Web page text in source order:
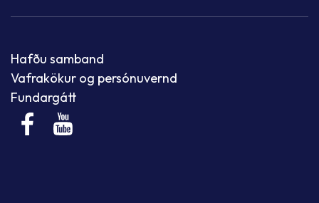
Hafðu samband
Vafrakökur og persónuvernd
Fundargátt